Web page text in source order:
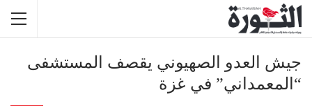
جيش العدو الصهيوني يقصف المستشفى
“المعمداني” في غزة